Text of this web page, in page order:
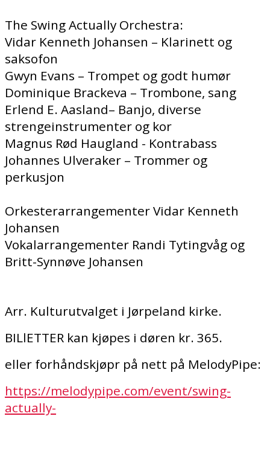
The Swing Actually Orchestra:
Vidar Kenneth Johansen – Klarinett og
saksofon
Gwyn Evans – Trompet og godt humør
Dominique Brackeva – Trombone, sang
Erlend E. Aasland– Banjo, diverse
strengeinstrumenter og kor
Magnus Rød Haugland - Kontrabass
Johannes Ulveraker – Trommer og
perkusjon
Orkesterarrangementer Vidar Kenneth
Johansen
Vokalarrangementer Randi Tytingvåg og
Britt-Synnøve Johansen
Arr. Kulturutvalget i Jørpeland kirke.
BILlETTER kan kjøpes i døren kr. 365.
eller forhåndskjøpr på nett på MelodyPipe:
https://melodypipe.com/event/swing-
actually-